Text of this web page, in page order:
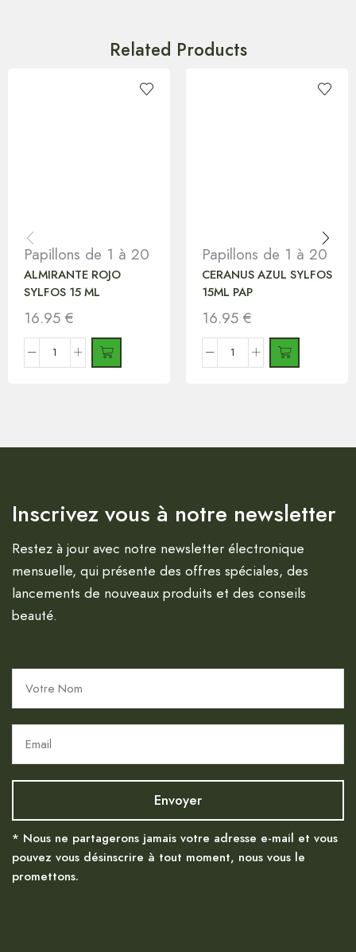
Related Products
Papillons de 1 à 20
ALMIRANTE ROJO
SYLFOS 15 ML
16.95 €
Papillons de 1 à 20
CERANUS AZUL SYLFOS
15ML PAP
16.95 €
Inscrivez vous à notre newsletter
Restez à jour avec notre newsletter électronique
mensuelle, qui présente des offres spéciales, des
lancements de nouveaux produits et des conseils
beauté.
* Nous ne partagerons jamais votre adresse e-mail et vous
pouvez vous désinscrire à tout moment, nous vous le
promettons.